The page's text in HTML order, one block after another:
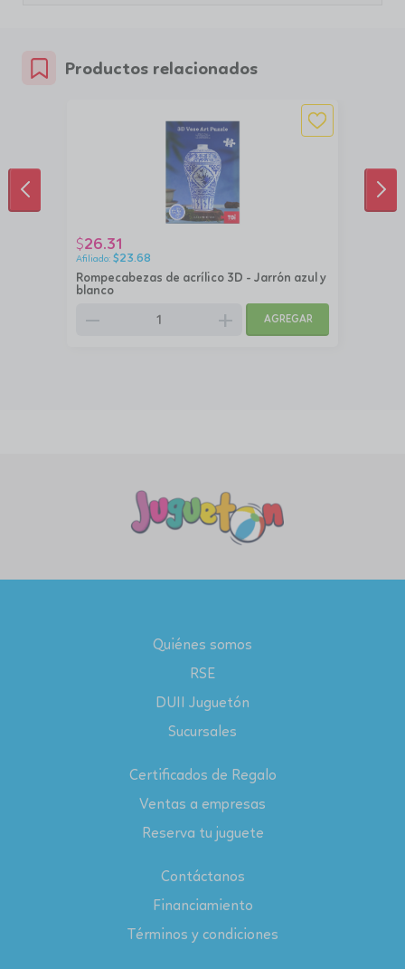
Productos relacionados
Rompecabezas de acrílico 3D - Jarrón azul y
blanco
$26.31
$23.68
remove add AGREGAR
ANTERIOR
Quiénes somos
RSE
DUII Juguetón
Sucursales
Certificados de Regalo
Ventas a empresas
Reserva tu juguete
Contáctanos
Financiamiento
Términos y condiciones